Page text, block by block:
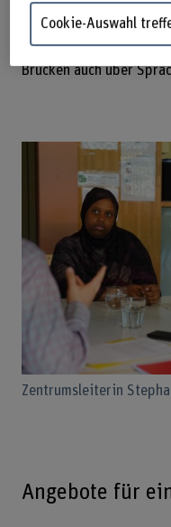
Wurzeln ist für die
Schlüsselperson im
Brücken auch über
Zentrumsleiterin
Angebote für
Cookie-Auswahl